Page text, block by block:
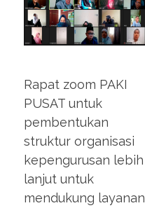
Rapat zoom PAKI
PUSAT untuk
pembentukan
struktur organisasi
kepengurusan lebih
lanjut untuk
mendukung layanan